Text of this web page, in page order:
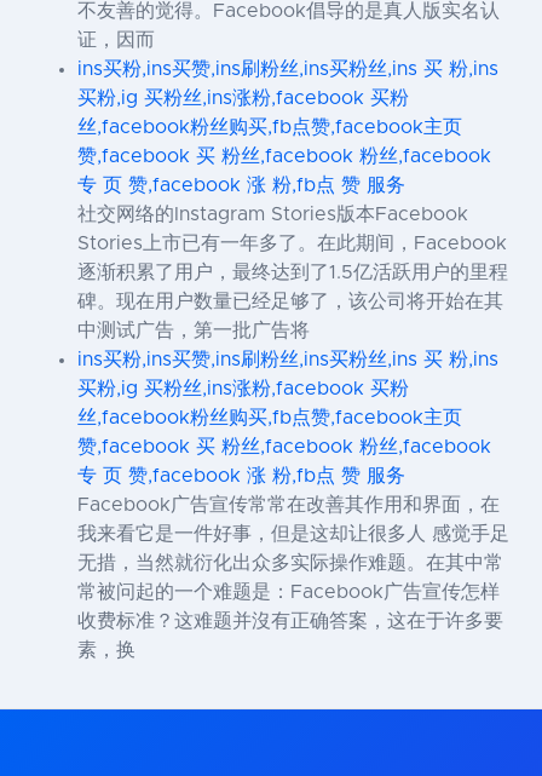
不友善的觉得。Facebook倡导的是真人版实名认
证，因而
ins买粉,ins买赞,ins刷粉丝,ins买粉丝,ins 买 粉,ins
买粉,ig 买粉丝,ins涨粉,facebook 买粉
丝,facebook粉丝购买,fb点赞,facebook主页
赞,facebook 买 粉丝,facebook 粉丝,facebook
专 页 赞,facebook 涨 粉,fb点 赞 服务
社交网络的Instagram Stories版本Facebook
Stories上市已有一年多了。在此期间，Facebook
逐渐积累了用户，最终达到了1.5亿活跃用户的里程
碑。现在用户数量已经足够了，该公司将开始在其
中测试广告，第一批广告将
ins买粉,ins买赞,ins刷粉丝,ins买粉丝,ins 买 粉,ins
买粉,ig 买粉丝,ins涨粉,facebook 买粉
丝,facebook粉丝购买,fb点赞,facebook主页
赞,facebook 买 粉丝,facebook 粉丝,facebook
专 页 赞,facebook 涨 粉,fb点 赞 服务
Facebook广告宣传常常在改善其作用和界面，在
我来看它是一件好事，但是这却让很多人 感觉手足
无措，当然就衍化出众多实际操作难题。在其中常
常被问起的一个难题是：Facebook广告宣传怎样
收费标准？这难题并沒有正确答案，这在于许多要
素，换